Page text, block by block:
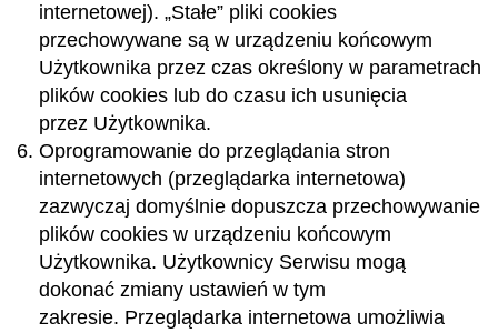
internetowej). „Stałe” pliki cookies
przechowywane są w urządzeniu końcowym
Użytkownika przez czas określony w parametrach
plików cookies lub do czasu ich usunięcia
przez Użytkownika.
Oprogramowanie do przeglądania stron
internetowych (przeglądarka internetowa)
zazwyczaj domyślnie dopuszcza przechowywanie
plików cookies w urządzeniu końcowym
Użytkownika. Użytkownicy Serwisu mogą
dokonać zmiany ustawień w tym
zakresie. Przeglądarka internetowa umożliwia